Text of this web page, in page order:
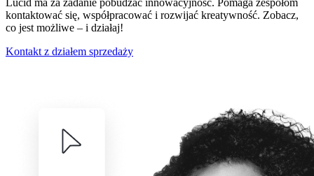
Lucid ma za zadanie pobudzać innowacyjność. Pomaga zespołom
kontaktować się, współpracować i rozwijać kreatywność. Zobacz,
co jest możliwe – i działaj!
Kontakt z działem sprzedaży